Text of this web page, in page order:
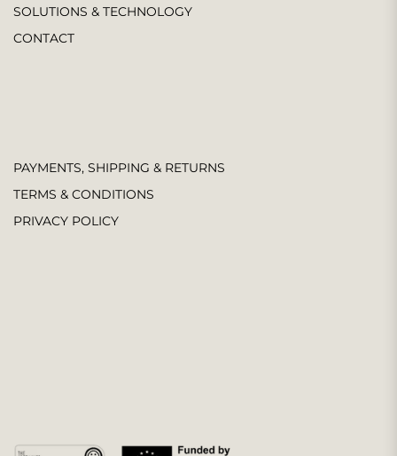
SOLUTIONS & TECHNOLOGY
CONTACT
PAYMENTS, SHIPPING & RETURNS
TERMS & CONDITIONS
PRIVACY POLICY